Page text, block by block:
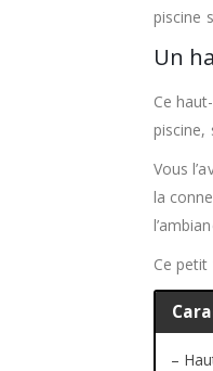
piscine
Un
Ce
piscine,
Vous
la
Ce
–